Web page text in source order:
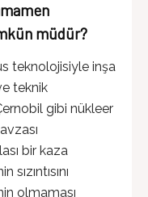
müdür?
teknolojisiyle inşa
teknik
gibi nükleer
bir kaza
olmaması